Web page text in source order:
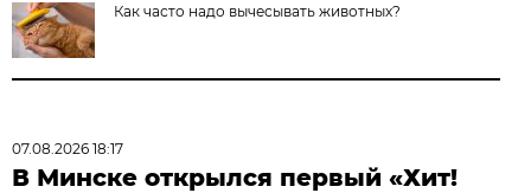
Как часто надо вычесывать животных?
07.08.2026 18:17
В Минске открылся первый «Хит!